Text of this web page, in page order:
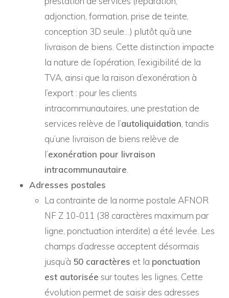
adjonction, formation, prise de teinte,
conception 3D seule…) plutôt qu’à une
livraison de biens. Cette distinction impacte
la nature de l’opération, l’exigibilité de la
TVA, ainsi que la raison d’exonération à
l’export : pour les clients
intracommunautaires, une prestation de
services relève de l’autoliquidation , tandis
qu’une livraison de biens relève de
l’exonération pour livraison
intracommunautaire
Adresses postales
La contrainte de la norme postale AFNOR
NF Z 10-011 (38 caractères maximum par
ligne, ponctuation interdite) a été levée. Les
champs d’adresse acceptent désormais
jusqu’à 50 caractères et la ponctuation
est autorisée sur toutes les lignes. Cette
évolution permet de saisir des adresses